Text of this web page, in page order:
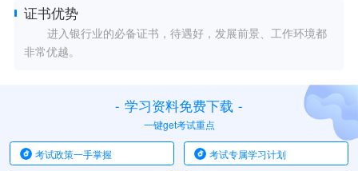
证书优势
进入银行业的必备证书，待遇好，发展前景、工作环境都
非常优越。
- 学习资料免费下载 -
一键get考试重点
考试政策一手掌握 考试专属学习计划